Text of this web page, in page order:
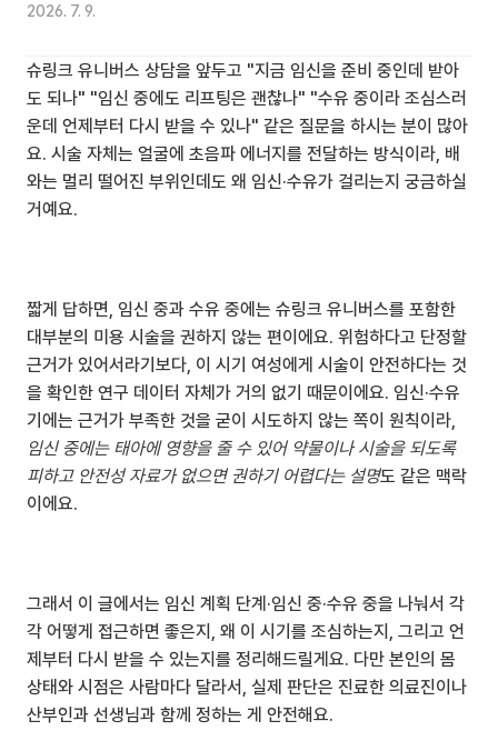
2026. 7. 9.
슈링크 유니버스 상담을 앞두고 "지금 임신을 준비 중인데 받아
도 되나" "임신 중에도 리프팅은 괜찮나" "수유 중이라 조심스러
운데 언제부터 다시 받을 수 있나" 같은 질문을 하시는 분이 많아
요. 시술 자체는 얼굴에 초음파 에너지를 전달하는 방식이라, 배
와는 멀리 떨어진 부위인데도 왜 임신·수유가 걸리는지 궁금하실
거예요.
짧게 답하면, 임신 중과 수유 중에는 슈링크 유니버스를 포함한
대부분의 미용 시술을 권하지 않는 편이에요. 위험하다고 단정할
근거가 있어서라기보다, 이 시기 여성에게 시술이 안전하다는 것
을 확인한 연구 데이터 자체가 거의 없기 때문이에요. 임신·수유
임신 중에는 태아에 영향을 줄 수 있어 약물이나 시술을 되도록
피하고 안전성 자료가 없으면 권하기 어렵다는 설명도 같은 맥락
이에요.
그래서 이 글에서는 임신 계획 단계·임신 중·수유 중을 나눠서 각
각 어떻게 접근하면 좋은지, 왜 이 시기를 조심하는지, 그리고 언
제부터 다시 받을 수 있는지를 정리해드릴게요. 다만 본인의 몸
상태와 시점은 사람마다 달라서, 실제 판단은 진료한 의료진이나
산부인과 선생님과 함께 정하는 게 안전해요.